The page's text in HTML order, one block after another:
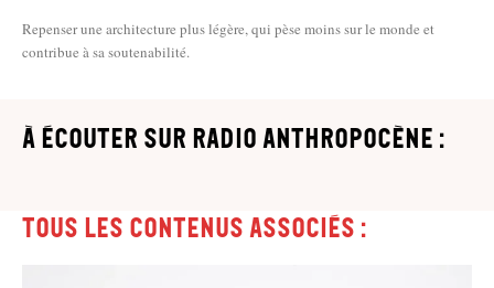
Repenser une architecture plus légère, qui pèse moins sur le monde et
contribue à sa soutenabilité.
à écouter sur Radio Anthropocène :
Tous les contenus associés :